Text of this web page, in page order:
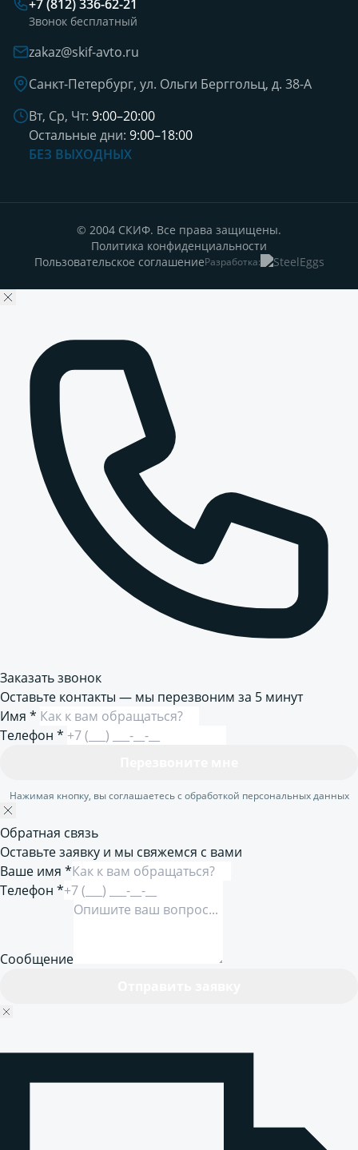
+7 (812) 336-62-21
Звонок бесплатный
zakaz@skif-avto.ru
Санкт-Петербург, ул. Ольги Берггольц, д. 38-А
Вт, Ср, Чт: 9:00–20:00
Остальные дни: 9:00–18:00
БЕЗ ВЫХОДНЫХ
© 2004 СКИФ. Все права защищены.
Политика конфиденциальности
Пользовательское соглашениеРазработка:
Заказать звонок
Оставьте контакты — мы перезвоним за 5 минут
Имя *
Телефон *
Нажимая кнопку, вы соглашаетесь с обработкой персональных данных
Обратная связь
Оставьте заявку и мы свяжемся с вами
Ваше имя *
Телефон *
Сообщение